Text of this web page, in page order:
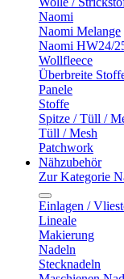
Naomi
Naomi Melange
Naomi HW24/
Wollfleece
Überbreite
Panele
Stoffe
Spitze / Tüll /
Tüll / Mesh
Patchwork
Nähzubehör
Zur Kategorie
Einlagen /
Lineale
Makierung
Nadeln
Stecknadeln